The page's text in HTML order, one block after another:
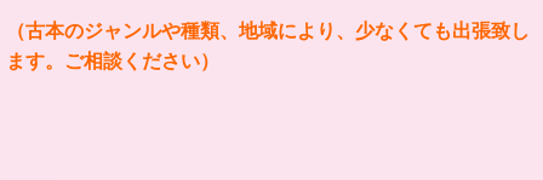
（古本のジャンルや種類、地域により、少なくても出張致し
ます。ご相談ください）